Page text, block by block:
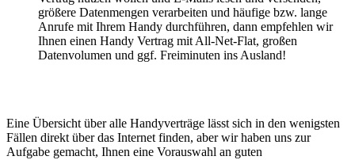
größere Datenmengen verarbeiten und häufige bzw. lange
Anrufe mit Ihrem Handy durchführen, dann empfehlen wir
Ihnen einen Handy Vertrag mit All-Net-Flat, großen
Datenvolumen und ggf. Freiminuten ins Ausland!
Eine Übersicht über alle Handyverträge lässt sich in den wenigsten
Fällen direkt über das Internet finden, aber wir haben uns zur
Aufgabe gemacht, Ihnen eine Vorauswahl an guten